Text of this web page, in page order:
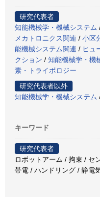
研究代表者
知能機械学・機械システム
メカトロニクス関連 / 小区
能機械システム関連 / ヒュ
クション / 知能機械学・機
素・トライボロジー
研究代表者以外
知能機械学・機械システム
キーワード
研究代表者
ロボットアーム / 拘束 / セ
帯電 / ハンドリング / 静電